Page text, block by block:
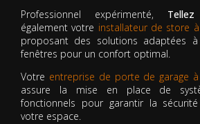
Professionnel expérimenté,
également votre installateur de store
proposant des solutions adaptées
fenêtres pour un confort optimal.
Votre entreprise de porte de garage à
assure la mise en place de
fonctionnels pour garantir la
votre espace.